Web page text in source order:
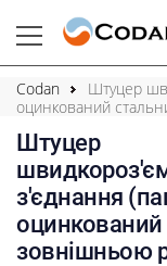
Codan
Штуцер
оцинкований
Штуцер
з'єднання
оцинкований
зовнішньою